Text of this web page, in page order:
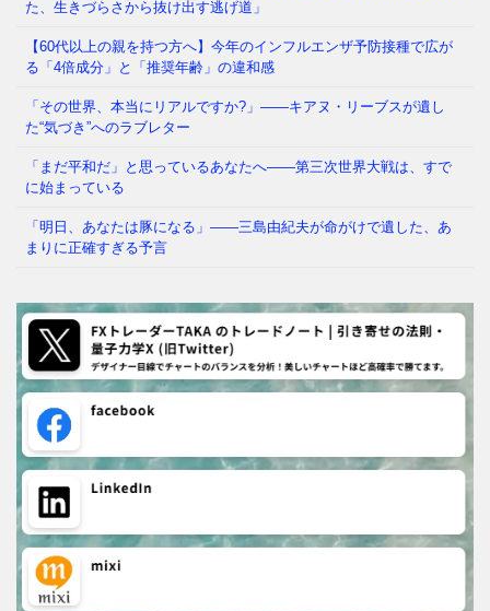
た、生きづらさから抜け出す逃げ道」
【60代以上の親を持つ方へ】今年のインフルエンザ予防接種で広が
る「4倍成分」と「推奨年齢」の違和感
「その世界、本当にリアルですか?」——キアヌ・リーブスが遺し
た“気づき”へのラブレター
「まだ平和だ」と思っているあなたへ——第三次世界大戦は、すで
に始まっている
「明日、あなたは豚になる」——三島由紀夫が命がけで遺した、あ
まりに正確すぎる予言